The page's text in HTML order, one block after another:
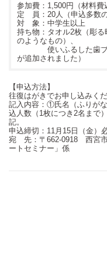
参加費：1,500円（材料費
定 員：20人（申込多数の
対 象：中学生以上
持ち物：タオル2枚（彫
のようなもの）、
使いふるした歯ブラ
が追加されました）
【申込方法】
往復はがきでお申し込みくだ
記入内容：①氏名（ふりが
込人数（1枚につき2名まで
記。
申込締切：11月15日（金）
宛 先：〒662-0918 西宮
ートセミナー」係